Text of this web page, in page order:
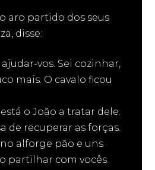
aro partido dos seus
disse:
vos. Sei cozinhar,
mais. O cavalo ficou
o João a tratar dele.
de recuperar as forças.
alforge pão e uns
partilhar com vocês.